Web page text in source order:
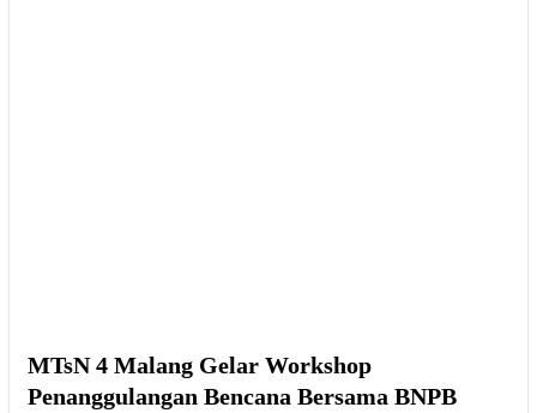
MTsN 4 Malang Gelar Workshop
Penanggulangan Bencana Bersama BNPB